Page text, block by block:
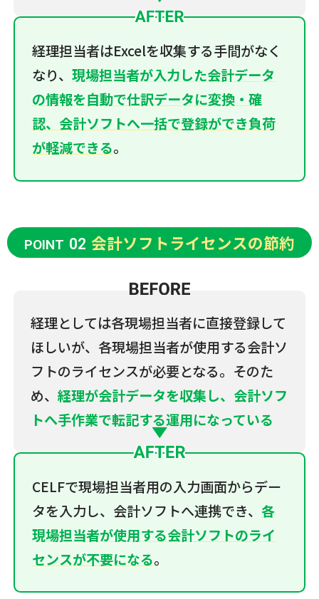
経理担当者はExcelを収集する手間がなく
なり、 現場担当者が入力した会計データ
の情報を自動で仕訳データに変換・確
認、会計ソフトへ一括で登録ができ負荷
が軽減できる。
POINT 02 会計ソフトライセンスの節約
経理としては各現場担当者に直接登録して
ほしいが、各現場担当者が使用する会計ソ
フトのライセンスが必要となる。そのた
め、 経理が会計データを収集し、会計ソフ
トへ手作業で転記する運用になっている
CELFで現場担当者用の入力画面からデー
タを入力し、会計ソフトへ連携でき、 各
現場担当者が使用する会計ソフトのライ
センスが不要になる。